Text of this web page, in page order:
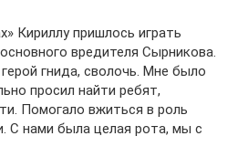
Кириллу пришлось играть
вредителя Сырникова.
гнида, сволочь. Мне было
просил найти ребят,
Помогало вжиться в роль
С нами была целая рота, мы с